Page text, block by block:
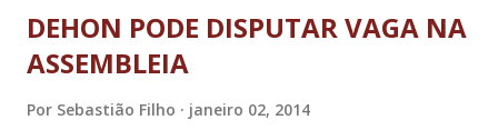
DEHON PODE DISPUTAR VAGA NA
ASSEMBLEIA
Por Sebastião Filho janeiro 02, 2014